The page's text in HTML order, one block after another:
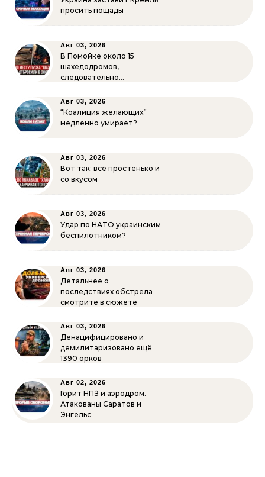
просить пощады
Авг 03, 2026
В Помойке около 15
шахедодромов,
следовательно…
Авг 03, 2026
“Коалиция желающих”
медленно умирает?
Авг 03, 2026
Вот так: всё простенько и
со вкусом
Авг 03, 2026
Удар по НАТО украинским
беспилотником?
Авг 03, 2026
Детальнее о
последствиях обстрела
смотрите в сюжете
Авг 03, 2026
Денацифицировано и
демилитаризовано ещё
1390 орков
Авг 02, 2026
Горит НПЗ и аэродром.
Атакованы Саратов и
Энгельс